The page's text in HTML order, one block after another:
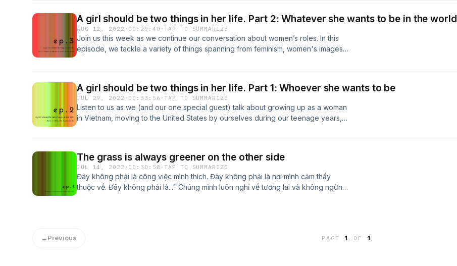
A girl should be two things in her life. Part 2: Whatever she wants to be in the world
AUG 12, 2022 · 00:29:40 ·TAP TO SUMMARIZE
Join us this week as we continue our conversation about women’s roles. In this
episode, we tackle a variety of things spanning from feminism, women's images
showcases her arts featuring women of color and supports women's voice in the
U.S.
A girl should be two things in her life. Part 1: Whoever she wants to be
JUL 29, 2022 · 00:33:56 ·TAP TO SUMMARIZE
Listen to us as we (and our one special guest) talk about growing up as a woman
in Vietnam, moving to the United States by ourselves during our teenage years,
featuring women of color and supports women's voice in the U.S.
The grass is always greener on the other side
JUL 14, 2022 · 00:30:58 ·TAP TO SUMMARIZE
Đây không phải là công việc mình thích. Đây không phải là nơi mình cảm thấy
thuộc về. Đây không phải là..." Chúng mình luôn nghĩ về tương lai và không ngừng
←Previous PAGE1 OF 1